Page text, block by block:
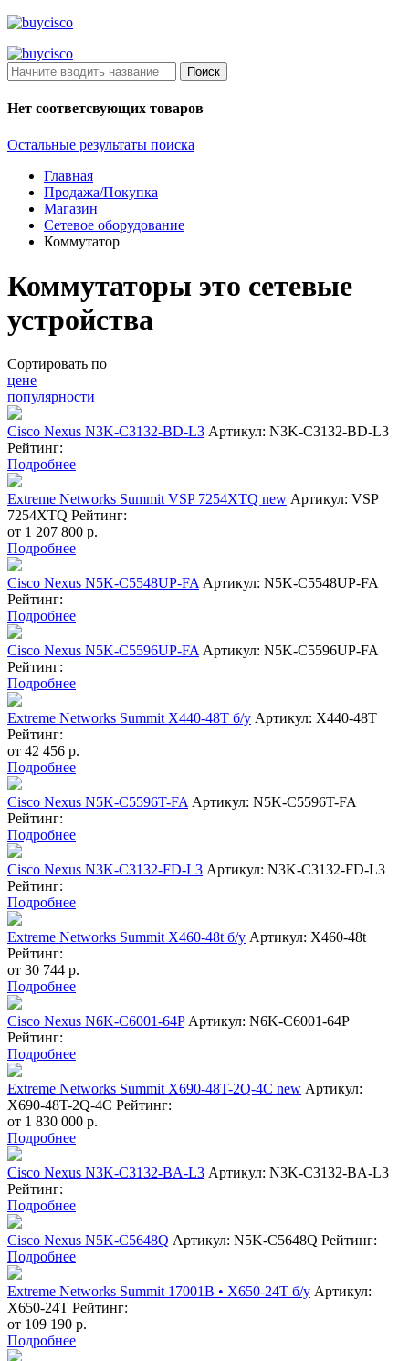
Поиск
Нет соответсвующих товаров
Остальные результаты поиска
Главная
Продажа/Покупка
Магазин
Сетевое оборудование
Коммутатор
Коммутаторы это сетевые
устройства
Сортировать по
цене
популярности
Cisco Nexus N3K-C3132-BD-L3 Артикул: N3K-C3132-BD-L3
Рейтинг:
Подробнее
Extreme Networks Summit VSP 7254XTQ new Артикул: VSP
7254XTQ Рейтинг:
от 1 207 800 р.
Подробнее
Cisco Nexus N5K-C5548UP-FA Артикул: N5K-C5548UP-FA
Рейтинг:
Подробнее
Cisco Nexus N5K-C5596UP-FA Артикул: N5K-C5596UP-FA
Рейтинг:
Подробнее
Extreme Networks Summit X440-48T б/у Артикул: X440-48T
Рейтинг:
от 42 456 р.
Подробнее
Cisco Nexus N5K-C5596T-FA Артикул: N5K-C5596T-FA
Рейтинг:
Подробнее
Cisco Nexus N3K-C3132-FD-L3 Артикул: N3K-C3132-FD-L3
Рейтинг:
Подробнее
Extreme Networks Summit X460-48t б/у Артикул: X460-48t
Рейтинг:
от 30 744 р.
Подробнее
Cisco Nexus N6K-C6001-64P Артикул: N6K-C6001-64P
Рейтинг:
Подробнее
Extreme Networks Summit X690-48T-2Q-4C new Артикул:
X690-48T-2Q-4C Рейтинг:
от 1 830 000 р.
Подробнее
Cisco Nexus N3K-C3132-BA-L3 Артикул: N3K-C3132-BA-L3
Рейтинг:
Подробнее
Cisco Nexus N5K-C5648Q Артикул: N5K-C5648Q Рейтинг:
Подробнее
Extreme Networks Summit 17001B • X650-24T б/у Артикул:
X650-24T Рейтинг:
от 109 190 р.
Подробнее